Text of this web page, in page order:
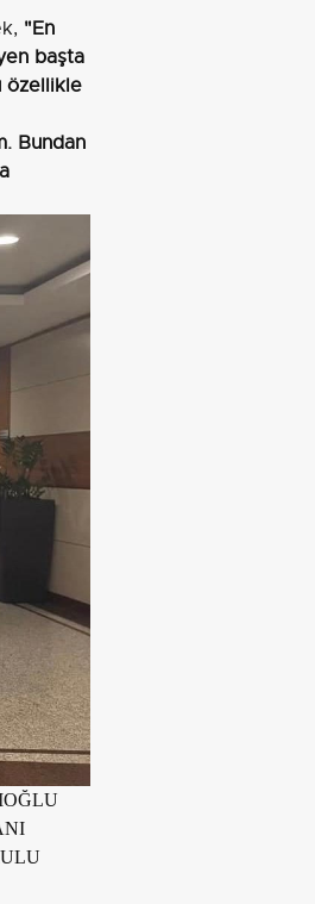
"En
başta
özellikle
Bundan